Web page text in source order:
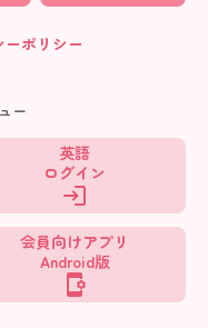
ーポリシー
ー
英語
ログイン
会員向けアプリ
Android版